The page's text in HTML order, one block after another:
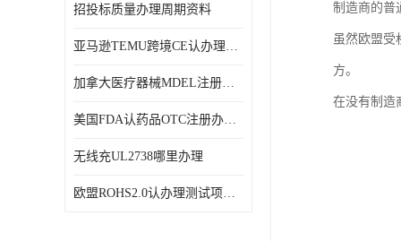
招投标质量办理周期资料
亚马逊TEMU跨境CE认办理流程周期
加拿大医疗器械MDEL注册办理资料周期
美国FDA认药品OTC注册办理周期时间
无线充UL2738哪里办理
欧盟ROHS2.0认办理测试项目有哪些
制造商的普
虽然欧盟受
方。
在没有制造